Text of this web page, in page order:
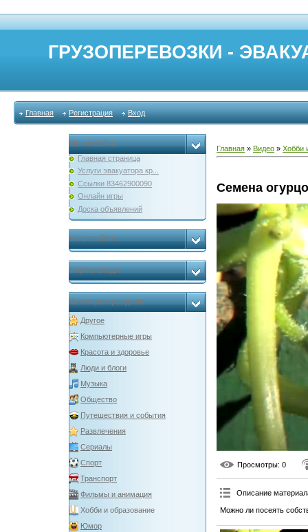
ГРУЗОПЕРЕВОЗКИ -
Главная Регистрация Вход
Меню сайта
Главная страница
Услуги эвакуатора кр...
Ссылки 83462900090
Онлайн игры
Доска объявлений
мы в скайпе
Форма входа
Категории раздела
Другое
Компьютерные игры
Красота и здоровье
Люди и блоги
Музыка
Общество
Путешествия и события
Развлечения
Сериалы
Спорт
Транспорт
Фильмы и анимация
Хобби и образование
Юмор
Главная » Видео » Хобби
Семена
Просмотры: 0
Описание
Можно ли посеять